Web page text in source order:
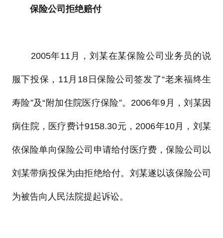
保险公司拒绝赔付
2005年11月，刘某在某保险公司业务员的说
服下投保，11月18日保险公司签发了“老来福终生
寿险”及“附加住院医疗保险”。2006年9月，刘某因
病住院，医疗费计9158.30元，2006年10月，刘某
依保险单向保险公司申请给付医疗费，保险公司以
刘某带病投保为由拒绝给付。刘某遂以该保险公司
为被告向人民法院提起诉讼。